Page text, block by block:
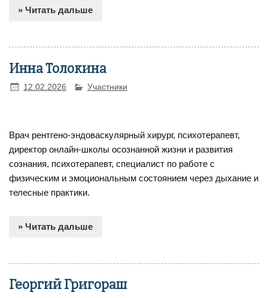
» Читать дальше
Инна Толокина
12.02.2026 Участники
Врач рентгено-эндоваскулярный хирург, психотерапевт,
директор онлайн-школы осознанной жизни и развития
сознания, психотерапевт, специалист по работе с
физическим и эмоциональным состоянием через дыхание и
телесные практики.
» Читать дальше
Георгий Григораш